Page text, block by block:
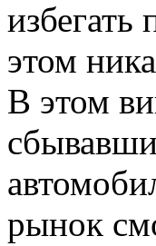
этом
В этом
рынок